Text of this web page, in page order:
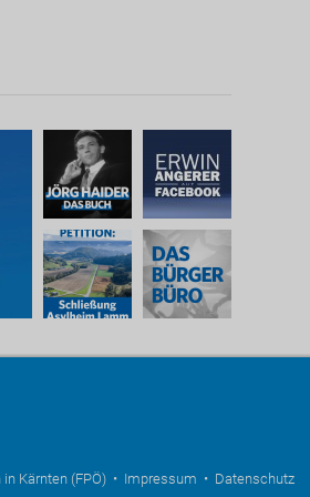
Kärnten (FPÖ) • Impressum • Datenschutz